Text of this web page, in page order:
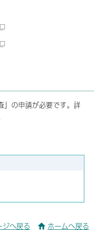
」の申請が必要です。詳
へ戻る ホームへ戻る